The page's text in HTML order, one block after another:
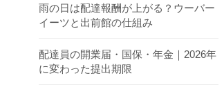
雨の日は配達報酬が上がる？ウーバー
イーツと出前館の仕組み
配達員の開業届・国保・年金｜2026年
に変わった提出期限